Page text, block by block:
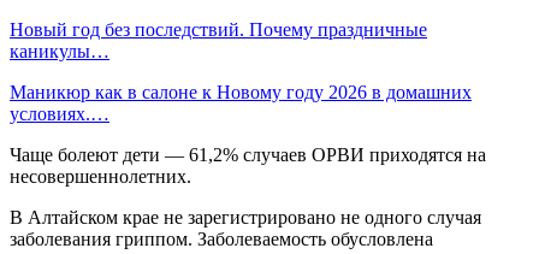
Новый год без последствий. Почему праздничные
каникулы…
Маникюр как в салоне к Новому году 2026 в домашних
условиях.…
Чаще болеют дети — 61,2% случаев ОРВИ приходятся на
несовершеннолетних.
В Алтайском крае не зарегистрировано не одного случая
заболевания гриппом. Заболеваемость обусловлена